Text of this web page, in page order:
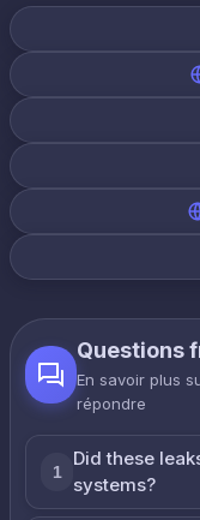
Questions
En savoir plus
répondre
1
Did these
systems?